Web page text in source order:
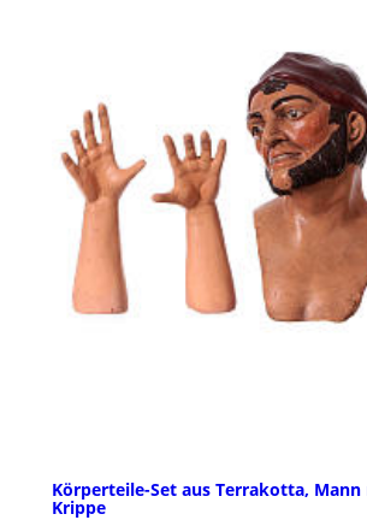
Körperteile-Set aus Terrakotta,
Krippe